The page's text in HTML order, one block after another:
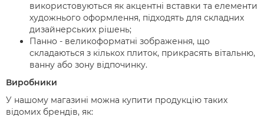
використовуються як акцентні вставки та елементи
художнього оформлення, підходять для складних
дизайнерських рішень;
Панно - великоформатні зображення, що
складаються з кількох плиток, прикрасять вітальню,
ванну або зону відпочинку.
Виробники
У нашому магазині можна купити продукцію таких
відомих брендів, як: